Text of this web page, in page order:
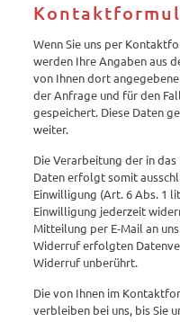
Wenn Sie uns per
werden Ihre Angaben aus
von Ihnen dort
der Anfrage und für den
gespeichert. Diese Daten
weiter.
Die Verarbeitung der in
Daten erfolgt somit
Einwilligung (Art. 6 Abs. 1
Einwilligung jederzeit
Mitteilung per E-Mail an
Widerruf erfolgten
Widerruf unberührt.
Die von Ihnen im
verbleiben bei uns, bis Sie